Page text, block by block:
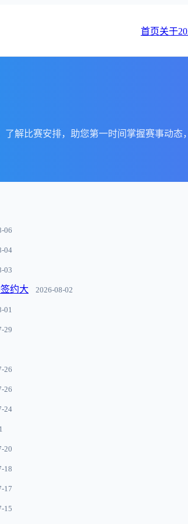
首页关于
解比赛安排，助您第一时间掌握赛事动态
06
04
03
约大 2026-08-02
01
29
26
26
24
20
18
17
15